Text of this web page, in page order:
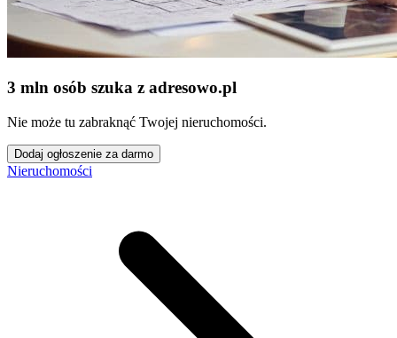
3 mln osób szuka z adresowo.pl
Nie może tu zabraknąć Twojej nieruchomości.
Dodaj ogłoszenie za darmo
Nieruchomości